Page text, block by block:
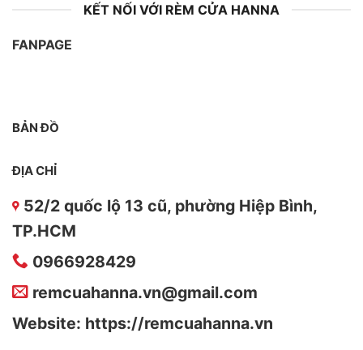
KẾT NỐI VỚI RÈM CỬA HANNA
FANPAGE
BẢN ĐỒ
ĐỊA CHỈ
52/2 quốc lộ 13 cũ, phường Hiệp Bình,
TP.HCM
0966928429
remcuahanna.vn@gmail.com
Website: https://remcuahanna.vn